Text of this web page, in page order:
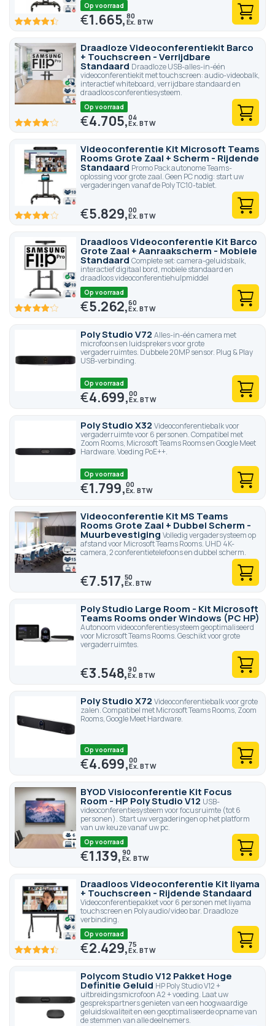
88 100
Op voorraad
€1.665,80
Draadloze Videoconferentiekit Barco
+ Touchscreen - Verrijdbare
Standaard Draadloze USB-alles-in-één
videoconferentiekit met touchscreen: audio-videobalk,
interactief whiteboard, verrijdbare standaard en
draadloos conferentiesysteem.
82.6100
Op voorraad
€4.705,04
Videoconferentie Kit Microsoft Teams
Rooms Grote Zaal + Scherm - Rijdende
Standaard Promo Pack autonome Teams-
oplossing voor grote zaal. Geen PC nodig: start uw
vergaderingen vanaf de Poly TC10-tablet.
80 100 €5.829,00
Draadloos Videoconferentie Kit Barco
Grote Zaal + Aanraakscherm - Mobiele
Standaard Complete set: camera-geluidsbalk,
interactief digitaal bord, mobiele standaard en
draadloos videoconferentiehulpmiddel
82.6100
Op voorraad
€5.262,60
Poly Studio V72 Alles-in-één camera met
microfoons en luidsprekers voor grote
vergaderruimtes. Dubbele 20MP sensor. Plug & Play
USB-verbinding.
Op voorraad
€4.699,00
Poly Studio X32 Videoconferentiebalk voor
vergaderruimte voor 6 personen. Compatibel met
Zoom Rooms, Microsoft Teams Rooms en Google Meet
Hardware. Voeding PoE++.
Op voorraad
€1.799,00
Videoconferentie Kit MS Teams
Rooms Grote Zaal + Dubbel Scherm -
Muurbevestiging Volledig vergadersysteem op
afstand voor Microsoft Teams Rooms. UHD 4K-
camera, 2 conferentietelefoons en dubbel scherm.
€7.517,50
Poly Studio Large Room - Kit Microsoft
Teams Rooms onder Windows (PC HP)
Autonoom videoconferentiesysteem geoptimaliseerd
voor Microsoft Teams Rooms. Geschikt voor grote
vergaderruimtes.
€3.548,90
Poly Studio X72 Videoconferentiebalk voor grote
zalen. Compatibel met Microsoft Teams Rooms, Zoom
Rooms, Google Meet Hardware.
Op voorraad
€4.699,00
BYOD Visioconferentie Kit Focus
Room - HP Poly Studio V12 USB-
videoconferentiesysteem voor focusruimte (tot 6
personen). Start uw vergaderingen op het platform
van uw keuze vanaf uw pc.
Op voorraad
€1.139,90
Draadloos Videoconferentie Kit Iiyama
+ Touchscreen - Rijdende Standaard
Videoconferentiepakket voor 6 personen met Iiyama
touchscreen en Poly audio/video bar. Draadloze
verbinding.
88 100
Op voorraad
€2.429,75
Polycom Studio V12 Pakket Hoge
Definitie Geluid HP Poly Studio V12 +
uitbreidingsmicrofoon A2 + voeding. Laat uw
gesprekspartners genieten van een hoogwaardige
geluidskwaliteit en een geoptimaliseerde opname van
de stemmen van alle deelnemers.